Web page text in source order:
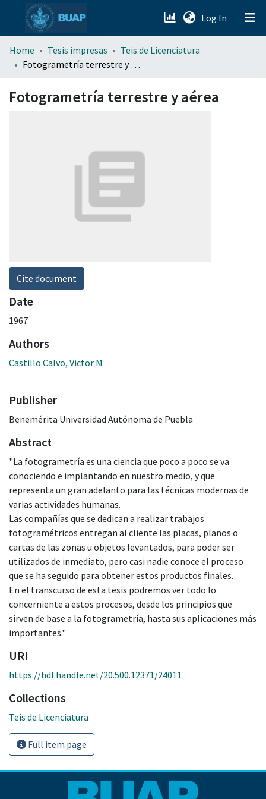
Log In (current)
menu.section.about_menu
Home Tesis impresas
Teis de Licenciatura
Fotogrametría terrestre y aérea
Fotogrametría terrestre y aérea
Cite document
Date
1967
Authors
Castillo Calvo, Victor M
Publisher
Benemérita Universidad Autónoma de Puebla
Abstract
"La fotogrametría es una ciencia que poco a poco se va
conociendo e implantando en nuestro medio, y que
representa un gran adelanto para las técnicas modernas de
varias actividades humanas.
Las compañías que se dedican a realizar trabajos
fotogramétricos entregan al cliente las placas, planos o
cartas de las zonas u objetos levantados, para poder ser
utilizados de inmediato, pero casi nadie conoce el proceso
que se ha seguido para obtener estos productos finales.
En el transcurso de esta tesis podremos ver todo lo
concerniente a estos procesos, desde los principios que
sirven de base a la fotogrametría, hasta sus aplicaciones más
importantes."
URI
https://hdl.handle.net/20.500.12371/24011
Collections
Teis de Licenciatura
Full item page